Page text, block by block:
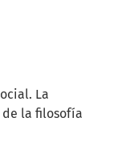
La
la filosofía